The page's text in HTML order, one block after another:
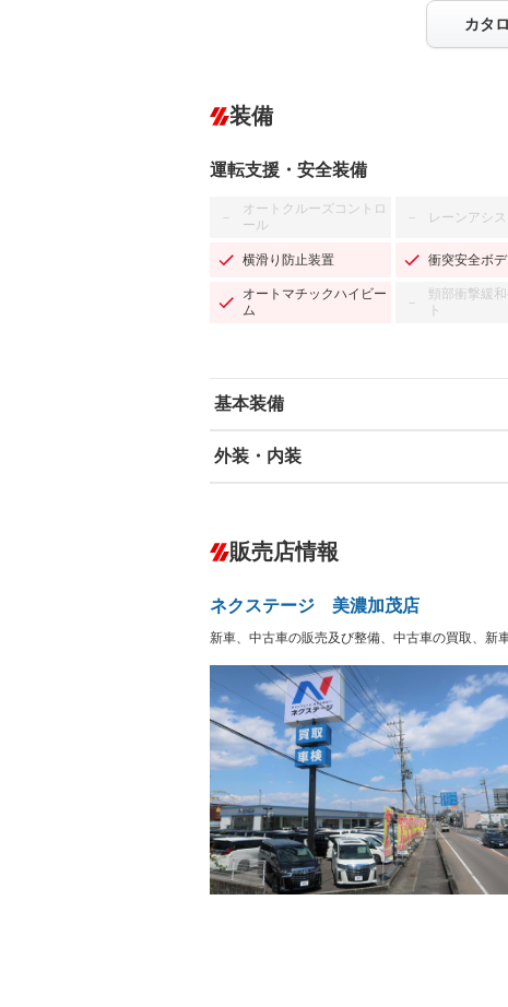
カタ
装備
運転支援・安全装備
－
オートクルーズコントロ
ール
－ レーンアシス
横滑り防止装置 衝突安全ボデ
オートマチックハイビー
ム
－
頸部衝撃緩
ト
基本装備
エアバッグ：運転席/助手席
－ ダウンヒルアシストコントロール
Bluetooth接続 －
外装・内装
オーディオ：CDまたはCDチェンジャー／ミ
サーバー
－
ヘッドライトウォッシャ
ー
－
－ LEDヘッドランプ － HID(キセノン
ETC エアロ
－ ランフラットタイヤ － パワーシート
－ フルフラットシート － チップアップ
シートヒーター － ウォークスル
フロントカメラ － シートエアコ
－ ルーフレール － エアサスペ
販売店情報
ネクステージ 美濃加茂店
新車、中古車の販売及び整備、中古車の買取、新